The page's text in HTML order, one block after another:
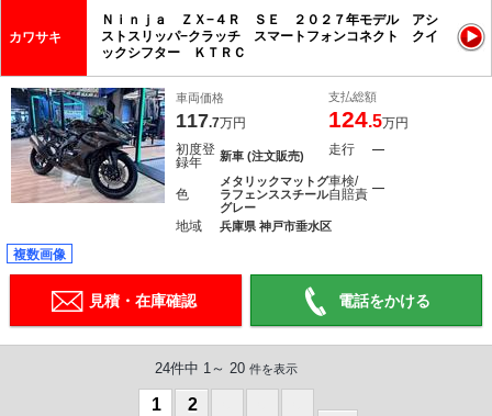
カワサキ
Ｎｉｎｊａ ＺＸ−４Ｒ ＳＥ ２０２７年モデル アシ
ストスリッパ−クラッチ スマートフォンコネクト クイ
ックシフター ＫＴＲＣ
車両価格
117.7万円
支払総額
124.5万円
初度登
録年
新車 (注文販売) 走行 ―
色
メタリックマットグ
ラフェンススチール
グレー
車検/
自賠責 ―
地域 兵庫県 神戸市垂水区
複数画像
見積・在庫確認 電話をかける
24件中 1～ 20 件を表示
1 2